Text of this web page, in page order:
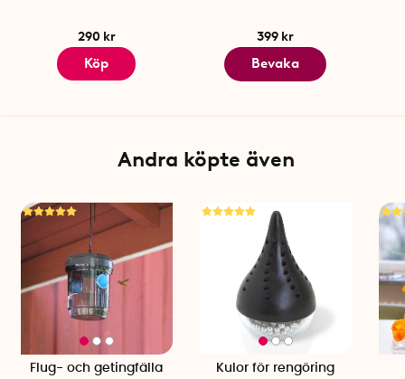
290 kr
Köp
399 kr
Bevaka
Andra köpte även
Flug- och getingfälla Kulor för rengöring